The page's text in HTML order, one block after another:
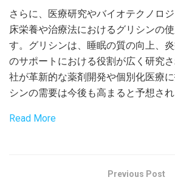
さらに、医療研究やバイオテクノロ
床栄養や治療法におけるグリシンの
す。グリシンは、睡眠の質の向上、
のサポートにおける役割が広く研究
社が革新的な薬剤開発や個別化医療
シンの需要は今後も高まると予想され
Read More
Previous Post